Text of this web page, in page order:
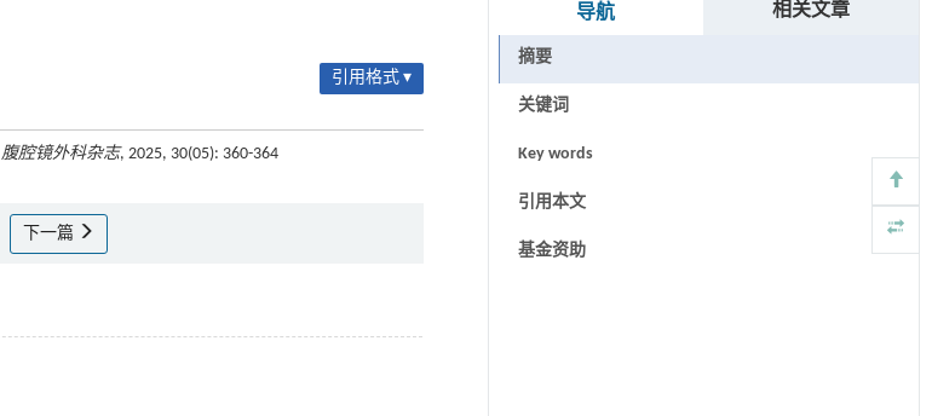
引用格式 ▾
腹腔镜外科杂志, 2025, 30(05): 360-364
下一篇
导航 相关文章
摘要
关键词
Key words
引用本文
基金资助